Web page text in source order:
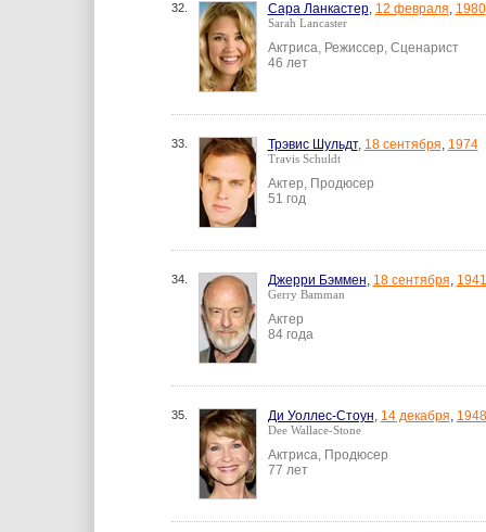
32. Сара Ланкастер, 12 февраля, 1980
Sarah Lancaster
Актриса, Режиссер, Сценарист
46 лет
33. Трэвис Шульдт, 18 сентября, 1974
Travis Schuldt
Актер, Продюсер
51 год
34. Джерри Бэммен, 18 сентября, 1941
Gerry Bamman
Актер
84 года
35. Ди Уоллес-Стоун, 14 декабря, 1948
Dee Wallace-Stone
Актриса, Продюсер
77 лет